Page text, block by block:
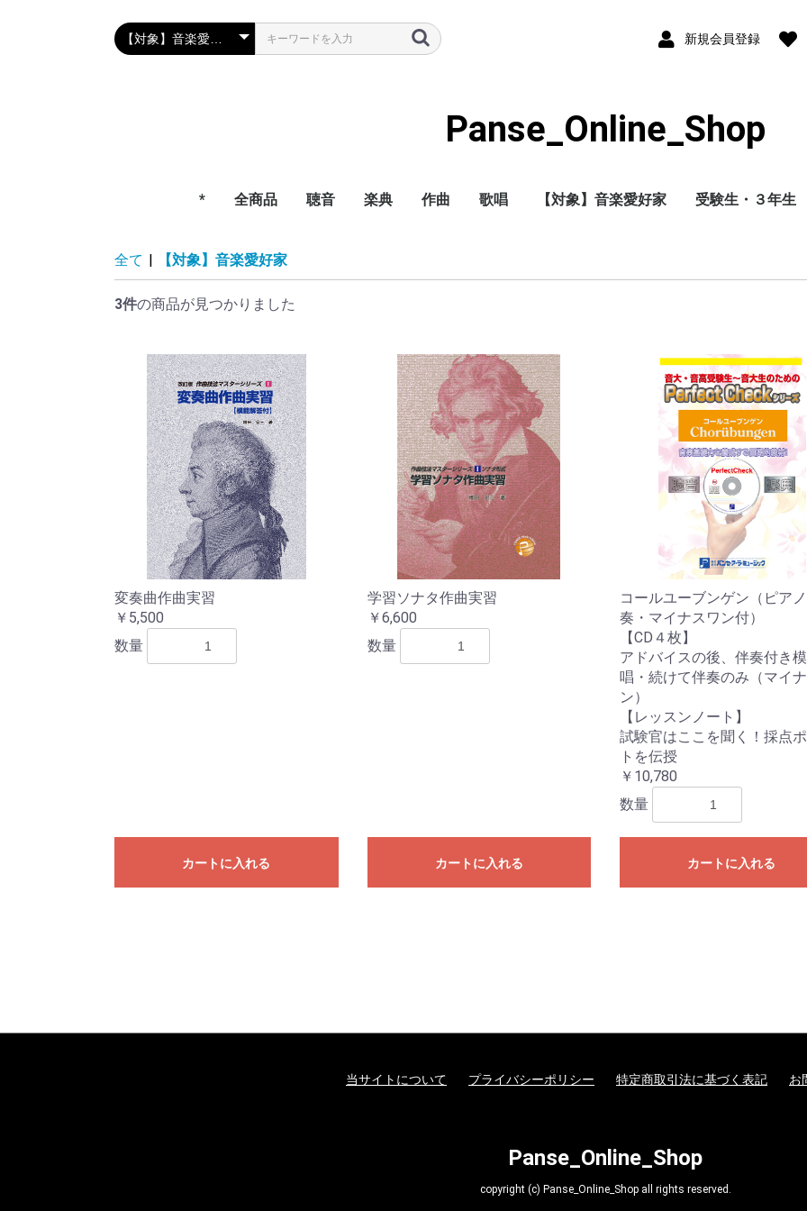
新規会員登録
Panse_Online_Shop
* 全商品 聴音 楽典 作曲 歌唱 【対象】音楽愛好家 受験生・３年生
全て | 【対象】音楽愛好家
3件の商品が見つかりました
変奏曲作曲実習
￥5,500
数量
カートに入れる
学習ソナタ作曲実習
￥6,600
数量
カートに入れる
コールユーブンゲン（ピア
奏・マイナスワン付）
【CD４枚】
アドバイスの後、伴奏付き
唱・続けて伴奏のみ（マイ
ン）
【レッスンノート】
試験官はここを聞く！採点
トを伝授
￥10,780
数量
カートに入れる
カートへ進む
当サイトについて プライバシーポリシー 特定商取引法に基づく表記 お
Panse_Online_Shop
copyright (c) Panse_Online_Shop all rights reserved.